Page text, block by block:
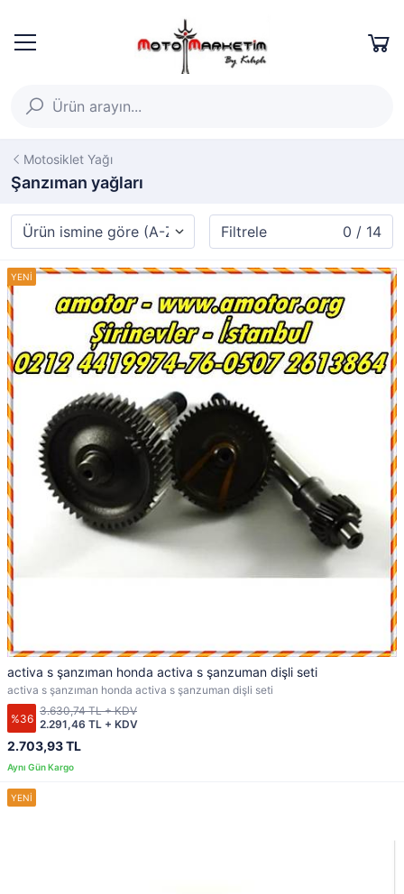
Motosiklet Yağı
Şanzıman yağları
Filtrele 0 / 14
activa s şanzıman honda activa s şanzuman dişli seti
activa s şanzıman honda activa s şanzuman dişli seti
%36
2.703,93 TL
2.291,46 TL + KDV
3.630,74 TL + KDV